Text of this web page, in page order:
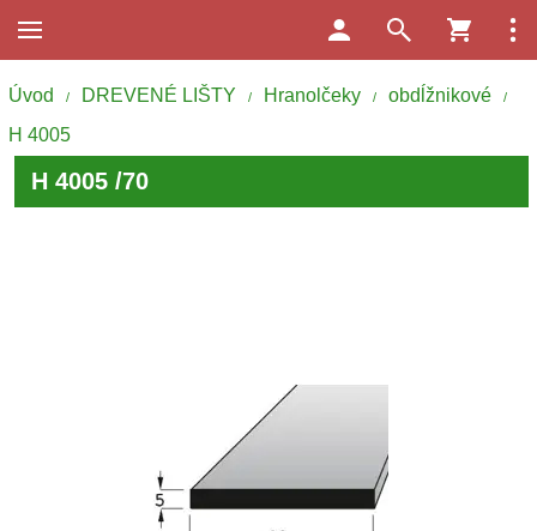
Úvod / DREVENÉ LIŠTY / Hranolčeky / obdĺžnikové /
H 4005
H 4005 /70